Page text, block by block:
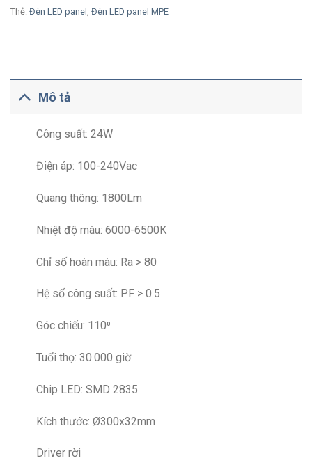
Thẻ: Đèn LED panel Đèn LED panel MPE
Mô tả
Công suất: 24W
Điện áp: 100-240Vac
Quang thông: 1800Lm
Nhiệt độ màu: 6000-6500K
Chỉ số hoàn màu: Ra > 80
Hệ số công suất: PF > 0.5
Góc chiếu: 110⁰
Tuổi thọ: 30.000 giờ
Chip LED: SMD 2835
Kích thước: Ø300x32mm
Driver rời